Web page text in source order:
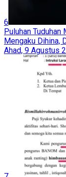
6
Puluhan Tuduhan
Mengaku Dihina,
Ahad, 9 Agustus